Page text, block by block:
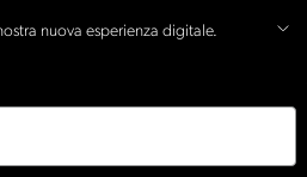
nuova esperienza digitale.